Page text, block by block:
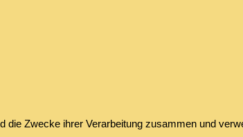
Zwecke ihrer Verarbeitung zusammen und